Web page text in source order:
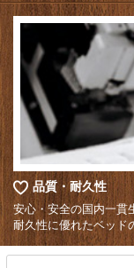
品質・耐久性
安心・安全の国内一貫
耐久性に優れたベッド